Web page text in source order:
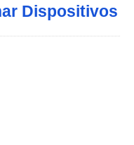
Dispositivos